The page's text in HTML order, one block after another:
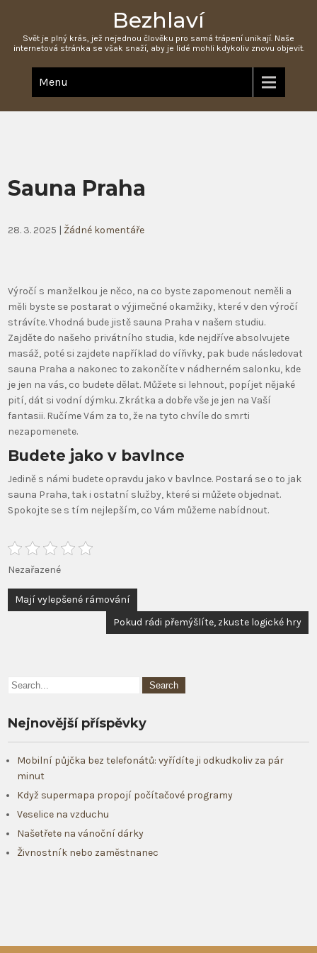
Bezhlaví
Svět je plný krás, jež nejednou člověku pro samá trápení unikají. Naše
internetová stránka se však snaží, aby je lidé mohli kdykoliv znovu objevit.
Menu
Sauna Praha
28. 3. 2025 | Žádné komentáře
Výročí s manželkou je něco, na co byste zapomenout neměli a
měli byste se postarat o výjimečné okamžiky, které v den výročí
strávíte. Vhodná bude jistě sauna Praha v našem studiu.
Zajděte do našeho privátního studia, kde nejdříve absolvujete
masáž, poté si zajdete například do vířivky, pak bude následovat
sauna Praha a nakonec to zakončíte v nádherném salonku, kde
je jen na vás, co budete dělat. Můžete si lehnout, popíjet nějaké
pití, dát si vodní dýmku. Zkrátka a dobře vše je jen na Vaší
fantasii. Ručíme Vám za to, že na tyto chvíle do smrti
nezapomenete.
Budete jako v bavlnce
Jedině s námi budete opravdu jako v bavlnce. Postará se o to jak
sauna Praha, tak i ostatní služby, které si můžete objednat.
Spokojte se s tím nejlepším, co Vám můžeme nabídnout.
Nezařazené
Navigace
pro
Mají vylepšené rámování
Pokud rádi přemýšlíte, zkuste logické hry
Nejnovější příspěvky
Mobilní půjčka bez telefonátů: vyřídíte ji odkudkoliv za pár
minut
Když supermapa propojí počítačové programy
Veselice na vzduchu
Našetřete na vánoční dárky
Živnostník nebo zaměstnanec